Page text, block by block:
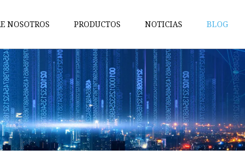
NOSOTROS PRODUCTOS
Partes de vehículo
Piezas de maquinaria y
herramientas
Piezas de electrónica de consumo
Pieza de equipo de
comunicaciones
NOTICIAS BLOG